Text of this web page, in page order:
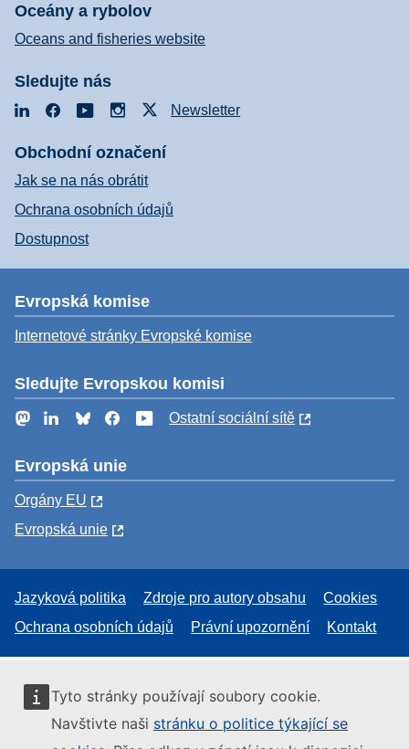
Tyto stránky používají soubory cookie.
Navštivte naši stránku o politice týkající se
Oceány a rybolov
Oceans and fisheries website
Sledujte nás
LinkedInFacebookYouTubeInstagramNewsletter
Obchodní označení
Jak se na nás obrátit
Ochrana osobních údajů
Dostupnost
Evropská komise
Internetové stránky Evropské komise
Sledujte Evropskou komisi
MastodonLinkedInBlueskyFacebookYouTube
Ostatní sociální sítě
Evropská unie
Orgány EU
Evropská unie
Jazyková politika Zdroje pro autory obsahu
Cookies
Ochrana osobních údajů
Právní upozornění Kontakt